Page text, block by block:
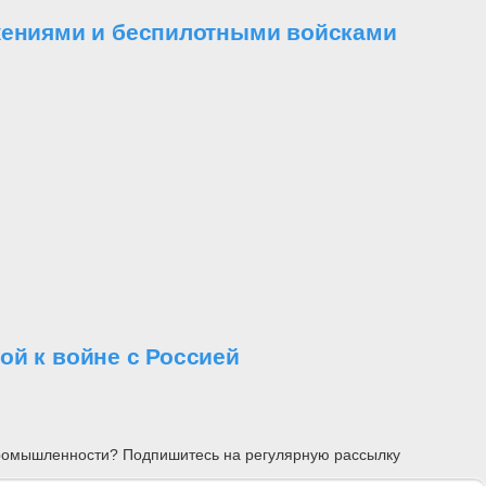
и беспилотными войсками
к войне с Россией
Подпишитесь на регулярную рассылку